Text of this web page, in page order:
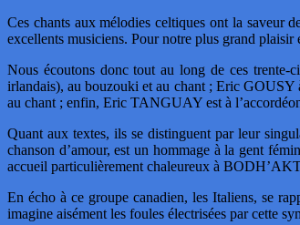
Ces chants aux mélodies celtiques ont la saveur
excellents musiciens. Pour notre plus grand
Nous écoutons donc tout au long de ces
irlandais), au bouzouki et au chant ; Eric
au chant ; enfin, Eric TANGUAY est à
Quant aux textes, ils se distinguent par leur
chanson d’amour, est un hommage à la gent
accueil particulièrement chaleureux à
En écho à ce groupe canadien, les Italiens, se
imagine aisément les foules électrisées par cette